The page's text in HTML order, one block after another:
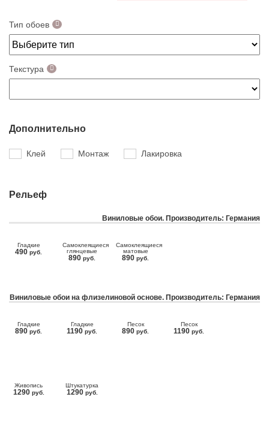
Тип обоев
Текстура
Дополнительно
Клей Монтаж Лакировка
Рельеф
Виниловые обои. Производитель: Германия
Гладкие
490 руб.
Самоклеящиеся
глянцевые
890 руб.
Самоклеящиеся
матовые
890 руб.
Виниловые обои на флизелиновой основе. Производитель: Германия
Гладкие
890 руб.
Гладкие
1190 руб.
Песок
890 руб.
Песок
1190 руб.
Живопись
1290 руб.
Штукатурка
1290 руб.